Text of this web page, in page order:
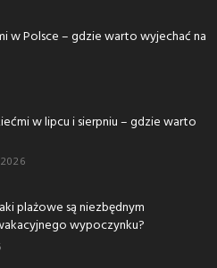
w Polsce – gdzie warto wyjechać na
w lipcu i sierpniu – gdzie warto
plażowe są niezbędnym
wypoczynku?